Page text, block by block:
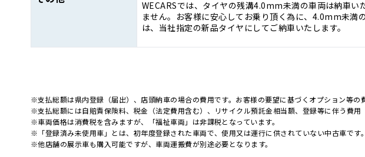
WECARSでは、タイヤの残溝4.0mm未満の車両は納車い
ません。お客様に安心してお乗り頂く為に、4.0mm未満
は、当社指定の新品タイヤにしてご納車いたします。
※支払総額は県内登録（届出）、店頭納車の場合の費用です。お客様の要望に基づくオプション等の
※支払総額には自賠責保険料、税金（法定費用含む）、リサイクル預託金相当額、登録等に伴う費
※車両価格は消費税を含みますが、「福祉車両」は非課税となっています。
※「登録済み未使用車」とは、初年度登録された車両で、使用又は運行に供されていない中古車です。
※他店舗の展示車も購入可能ですが、車両運搬費が別途必要となります。